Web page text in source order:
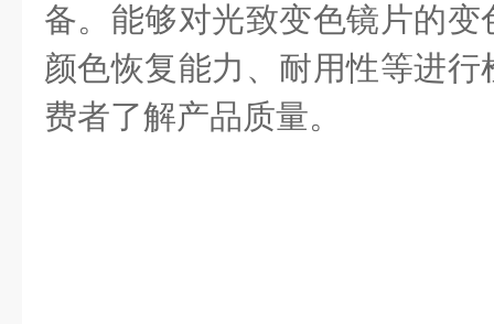
备。能够对光致变色镜片的
颜色恢复能力、耐用性等进
费者了解产品质量。